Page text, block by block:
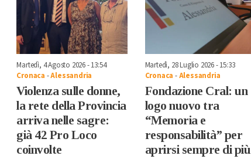
Martedì, 4 Agosto 2026 - 13:54
Cronaca -Alessandria
Violenza sulle donne,
la rete della Provincia
arriva nelle sagre:
già 42 Pro Loco
coinvolte
Martedì, 28 Luglio 2026 - 15:33
Cronaca -Alessandria
Fondazione Cral: un
logo nuovo tra
“Memoria e
responsabilità” per
aprirsi sempre di più